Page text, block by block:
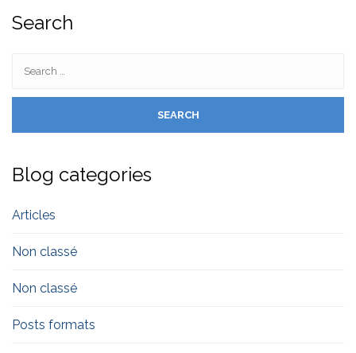
Search
Blog categories
Articles
Non classé
Non classé
Posts formats